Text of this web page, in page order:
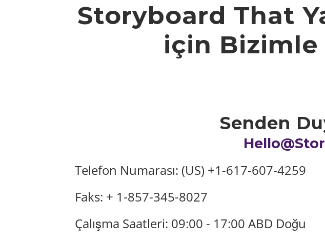
Storyboard That
için
Senden
Telefon Numarası: (US) +1-617-607-4259
Faks: + 1-857-345-8027
Çalışma Saatleri: 09:00 - 17:00 ABD Doğu